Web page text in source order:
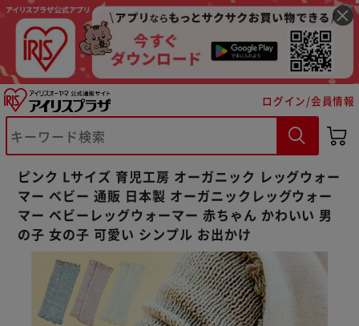
ログイン/会員情報
ピンク Lサイズ 育児工房 オーガニック レッグウォー
マー ベビー 通販 日本製 オーガニックレッグウォー
マー ベビーレッグウォーマー 赤ちゃん かわいい 男
の子 女の子 可愛い シンプル お出かけ
※ご確認ください
カートに入れる 購入手続きへ